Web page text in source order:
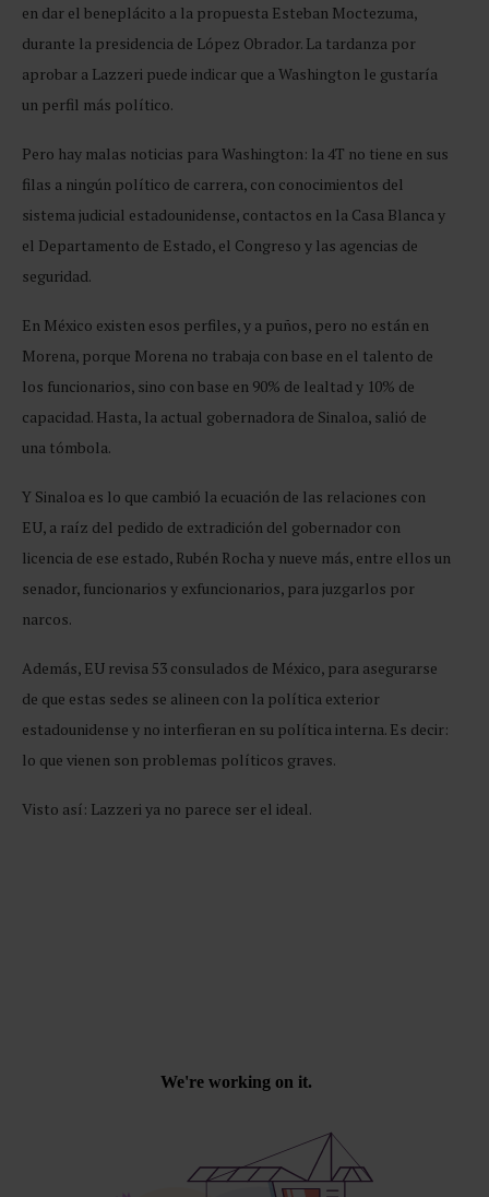
en dar el beneplácito a la propuesta Esteban Moctezuma,
durante la presidencia de López Obrador. La tardanza por
aprobar a Lazzeri puede indicar que a Washington le gustaría
un perfil más político.
Pero hay malas noticias para Washington: la 4T no tiene en sus
filas a ningún político de carrera, con conocimientos del
sistema judicial estadounidense, contactos en la Casa Blanca y
el Departamento de Estado, el Congreso y las agencias de
seguridad.
En México existen esos perfiles, y a puños, pero no están en
Morena, porque Morena no trabaja con base en el talento de
los funcionarios, sino con base en 90% de lealtad y 10% de
capacidad. Hasta, la actual gobernadora de Sinaloa, salió de
una tómbola.
Y Sinaloa es lo que cambió la ecuación de las relaciones con
EU, a raíz del pedido de extradición del gobernador con
licencia de ese estado, Rubén Rocha y nueve más, entre ellos un
senador, funcionarios y exfuncionarios, para juzgarlos por
narcos.
Además, EU revisa 53 consulados de México, para asegurarse
de que estas sedes se alineen con la política exterior
estadounidense y no interfieran en su política interna. Es decir:
lo que vienen son problemas políticos graves.
Visto así: Lazzeri ya no parece ser el ideal.